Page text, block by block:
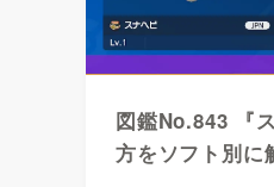
図鑑No.843 『
方をソフト別に